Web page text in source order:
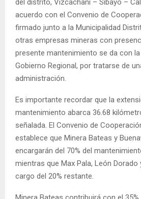
del distrito, Vizcachani – Sibayo –
acuerdo con el Convenio de
firmado junto a la Municipalidad
otras empresas mineras con
presente mantenimiento se da con
Gobierno Regional, por tratarse de
administración.
Es importante recordar que la
mantenimiento abarca 36.68
señalada. El Convenio de
establece que Minera Bateas y
encargarán del 70% del
mientras que Max Pala, León Dorado
cargo del 20% restante.